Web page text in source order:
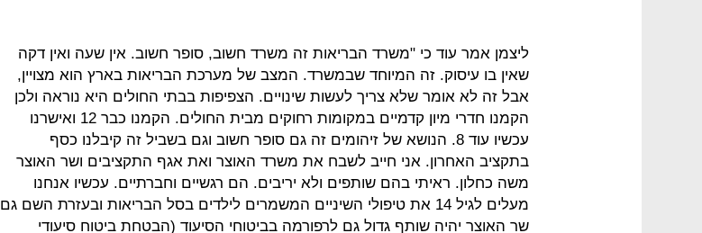
ליצמן אמר עוד כי "משרד הבריאות זה משרד חשוב, סופר חשוב. אין שעה ואין דקה
שאין בו עיסוק. זה המיוחד שבמשרד. המצב של מערכת הבריאות בארץ הוא מצויין,
אבל זה לא אומר שלא צריך לעשות שינויים. הצפיפות בבתי החולים היא נוראה ולכן
הקמנו חדרי מיון קדמיים במקומות רחוקים מבית החולים. הקמנו כבר 12 ואישרנו
עכשיו עוד 8. הנושא של זיהומים זה גם סופר חשוב וגם בשביל זה קיבלנו כסף
בתקציב האחרון. אני חייב לשבח את משרד האוצר ואת אגף התקציבים ושר האוצר
משה כחלון. ראיתי בהם שותפים ולא יריבים. הם רגשיים וחברתיים. עכשיו אנחנו
מעלים לגיל 14 את טיפולי השיניים המשמרים לילדים בסל הבריאות ובעזרת השם גם
שר האוצר יהיה שותף גדול גם לרפורמה בביטוחי הסיעוד (הבטחת ביטוח סיעודי